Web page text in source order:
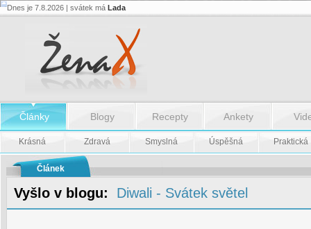
Diwali
světel
Dnes je 7.8.2026 | svátek má Lada
Články Blogy Recepty Ankety
Krásná Zdravá Smyslná Úspěšná Praktická
Článek
Vyšlo v blogu: Diwali - Svátek světel